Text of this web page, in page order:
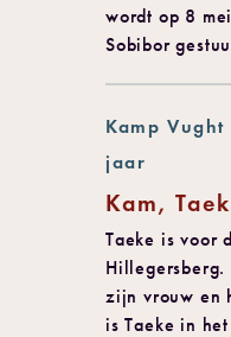
wordt op 8
Sobibor
Kamp
jaar
Kam,
Taeke is voor
Hillegersberg.
zijn vrouw en
is Taeke in